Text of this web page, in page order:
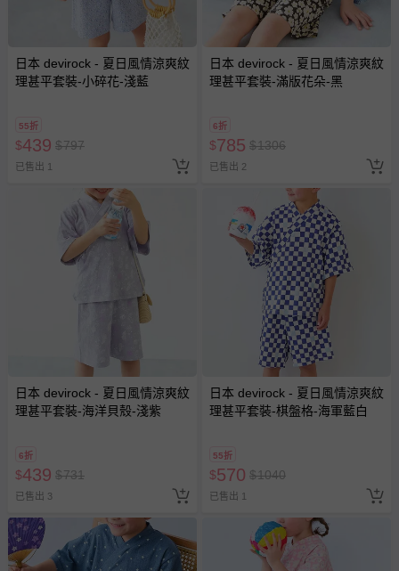
日本 devirock - 夏日風情涼爽紋
理甚平套裝-小碎花-淺藍
55折
$439 $797
已售出 1
日本 devirock - 夏日風情涼爽紋
理甚平套裝-滿版花朵-黑
6折
$785 $1306
已售出 2
日本 devirock - 夏日風情涼爽紋
理甚平套裝-海洋貝殼-淺紫
6折
$439 $731
已售出 3
日本 devirock - 夏日風情涼爽紋
理甚平套裝-棋盤格-海軍藍白
55折
$570 $1040
已售出 1